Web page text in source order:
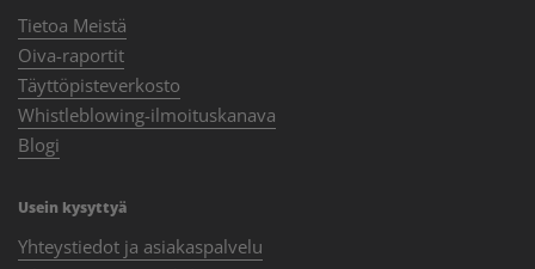
Tietoa Meistä
Oiva-raportit
Täyttöpisteverkosto
Whistleblowing-ilmoituskanava
Blogi
Usein kysyttyä
Yhteystiedot ja asiakaspalvelu